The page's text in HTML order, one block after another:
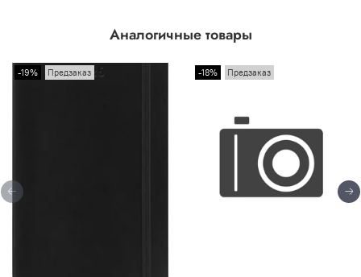
Аналогичные товары
-19% Предзаказ -18% Предзаказ